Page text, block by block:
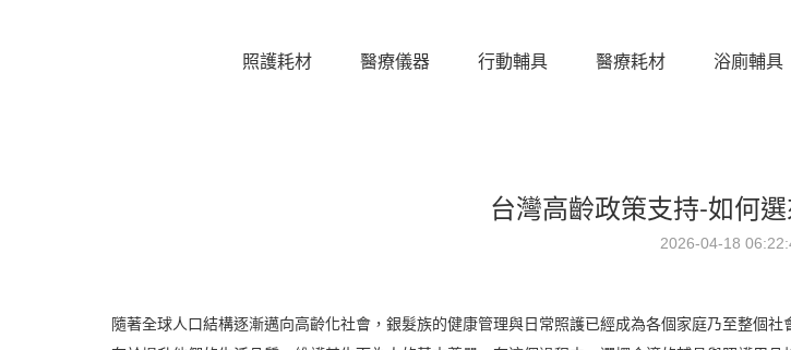
照護耗材 醫療儀器 行動輔具 醫療耗材 浴廁輔具
台灣高齡政策支持-如何
2026-04-18
隨著全球人口結構逐漸邁向高齡化社會，銀髮族的健康管理與日常照護已經成為各個家庭乃至整個